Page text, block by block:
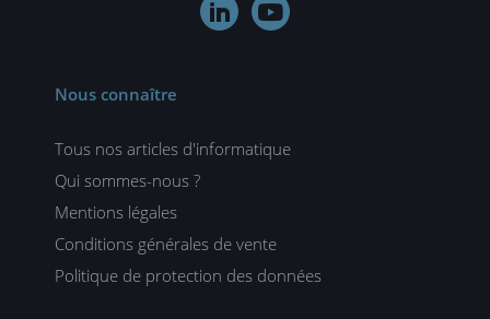
 
Nous connaître
Tous nos articles d'informatique
Qui sommes-nous ?
Mentions légales
Conditions générales de vente
Politique de protection des données